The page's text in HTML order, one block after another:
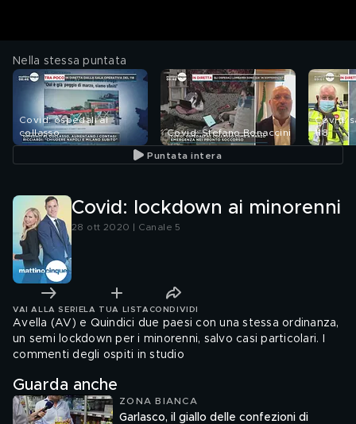
Nella stessa puntata
Covid: ospedali al
collasso
Covid: Stefano Bonaccini
Covid:
118
Puntata intera
Covid: lockdown ai minorenni
28 ott 2020 | Canale 5
VAI ALLA SERIE LA TUA LISTA CONDIVIDI
Avella (AV) e Quindici due paesi con una stessa ordinanza,
un semi lockdown per i minorenni, salvo casi particolari. I
commenti degli ospiti in studio
Guarda anche
ZONA BIANCA
Garlasco, il giallo delle confezioni di